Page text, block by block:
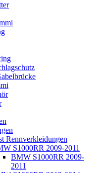
Rennverkleidungen
S1000RR 2009-2011
BMW S1000RR 2009-
2011